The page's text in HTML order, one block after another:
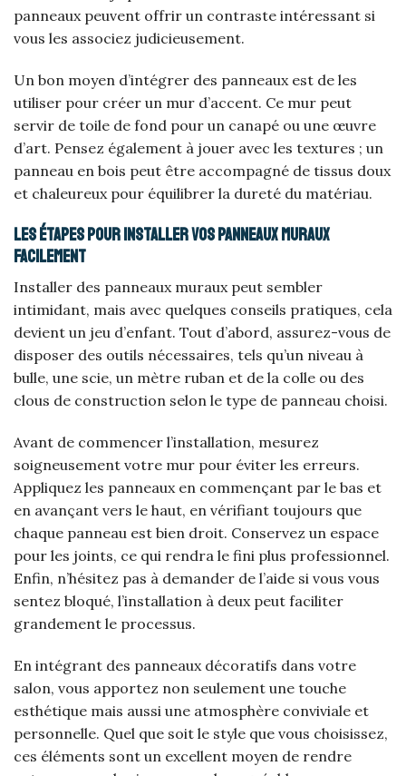
panneaux peuvent offrir un contraste intéressant si
vous les associez judicieusement.
Un bon moyen d’intégrer des panneaux est de les
utiliser pour créer un mur d’accent. Ce mur peut
servir de toile de fond pour un canapé ou une œuvre
d’art. Pensez également à jouer avec les textures ; un
panneau en bois peut être accompagné de tissus doux
et chaleureux pour équilibrer la dureté du matériau.
Les étapes pour installer vos panneaux muraux
facilement
Installer des panneaux muraux peut sembler
intimidant, mais avec quelques conseils pratiques, cela
devient un jeu d’enfant. Tout d’abord, assurez-vous de
disposer des outils nécessaires, tels qu’un niveau à
bulle, une scie, un mètre ruban et de la colle ou des
clous de construction selon le type de panneau choisi.
Avant de commencer l’installation, mesurez
soigneusement votre mur pour éviter les erreurs.
Appliquez les panneaux en commençant par le bas et
en avançant vers le haut, en vérifiant toujours que
chaque panneau est bien droit. Conservez un espace
pour les joints, ce qui rendra le fini plus professionnel.
Enfin, n’hésitez pas à demander de l’aide si vous vous
sentez bloqué, l’installation à deux peut faciliter
grandement le processus.
En intégrant des panneaux décoratifs dans votre
salon, vous apportez non seulement une touche
esthétique mais aussi une atmosphère conviviale et
personnelle. Quel que soit le style que vous choisissez,
ces éléments sont un excellent moyen de rendre